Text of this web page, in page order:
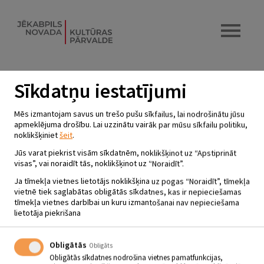
JĒKABPILS DZIMŠANAS DIENA
MUZEJĀ
12.02.2025 | plkst.09.00 - 17.00
12.02.2025. JĒKABPILS DZIMŠANAS DIENA MUZEJĀ
Aicinām svinēt Jēkabpils pilsētas dzimšanas dienu kopā
ar Jēkabpils Vēstures muzeju!
Krustpils pils– no plkst.9.00 līdz 17.00
“Sēļu sēta”– no plkst. 9.00 līdz 17.00apmeklējums bez maksas
Sīkdatņu iestatījumi
Mēs izmantojam savus un trešo pušu sīkfailus, lai nodrošinātu jūsu
apmeklējuma drošību. Lai uzzinātu vairāk par mūsu sīkfailu politiku,
noklikšķinietšeit.
Jūs varat piekrist visām sīkdatnēm, noklikšķinot uz “Apstiprināt
visas”, vai noraidīt tās, noklikšķinot uz “Noraidīt”.
Ja tīmekļa vietnes lietotājs noklikšķina uz pogas “Noraidīt”, tīmekļa
vietnē tiek saglabātas obligātās sīkdatnes, kas ir nepieciešamas
tīmekļa vietnes darbībai un kuru izmantošanai nav nepieciešama
lietotāja piekrišana
Obligātās Obligāts
Obligātās sīkdatnes nodrošina vietnes pamatfunkcijas,